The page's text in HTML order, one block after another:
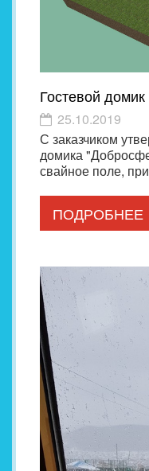
Гостевой
25.10.2019
С заказчиком
домика
свайное поле,
ПОДРОБНЕЕ